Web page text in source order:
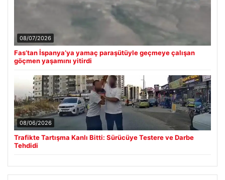
08/07/2026
Fas’tan İspanya’ya yamaç paraşütüyle geçmeye çalışan
göçmen yaşamını yitirdi
08/06/2026
Trafikte Tartışma Kanlı Bitti: Sürücüye Testere ve Darbe
Tehdidi